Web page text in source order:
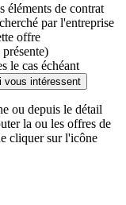
éléments de contrat
par l'entreprise
offre
le cas échéant
vous intéressent
ou depuis le détail
la ou les offres de
cliquer sur l'icône